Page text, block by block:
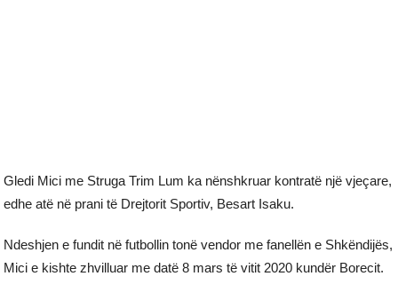
Gledi Mici me Struga Trim Lum ka nënshkruar kontratë një vjeçare,
edhe atë në prani të Drejtorit Sportiv, Besart Isaku.
Ndeshjen e fundit në futbollin tonë vendor me fanellën e Shkëndijës,
Mici e kishte zhvilluar me datë 8 mars të vitit 2020 kundër Borecit.